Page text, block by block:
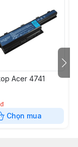
Acer 4741
Chọn mua